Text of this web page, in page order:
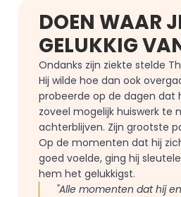
DOEN WAAR
GELUKKIG
Ondanks zijn ziekte stelde
Hij wilde hoe dan ook
probeerde op de dagen dat
zoveel mogelijk huiswerk te
achterblijven. Zijn grootste
Op de momenten dat hij
goed voelde, ging hij
hem het gelukkigst.
"Alle momenten dat hij